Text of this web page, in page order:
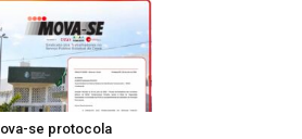
se protocola